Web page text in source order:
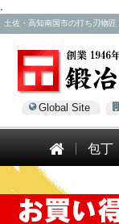
.
土佐・高知南国市の打ち刃物
Global Site
包丁